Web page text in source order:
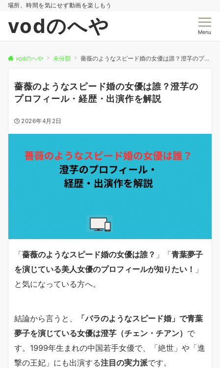
場所、時間を気にせず動画を楽しもう
vodのへや Menu
vodのへや 未分類 薔薇のようなスピード婚の女優は誰？澄芓のプロフィール・経歴・出演作を解説
薔薇のようなスピード婚の女優は誰？澄芓の
プロフィール・経歴・出演作を解説
2026年4月2日
「薔薇のようなスピード婚の女優は誰？ 」「青葉夢子
を演じている美人女優のプロフィールが知りたい！ 」
と気になっている方へ。
結論から言うと、
「バラのようなスピード婚」で青葉
夢子を演じている女優は澄芓（チェン・チアン） で
す。1999年生まれの中国若手女優で、「絶世」や「進
撃の王妃」にも出演する注目の実力派です。